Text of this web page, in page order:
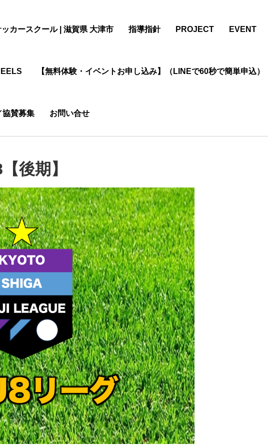
ッカースクール | 滋賀県 大津市 指導指針 PROJECT EVENT
【無料体験・イベントお申し込み】（LINEで60秒で簡単申込）
協賛募集 お問い合せ
後期】